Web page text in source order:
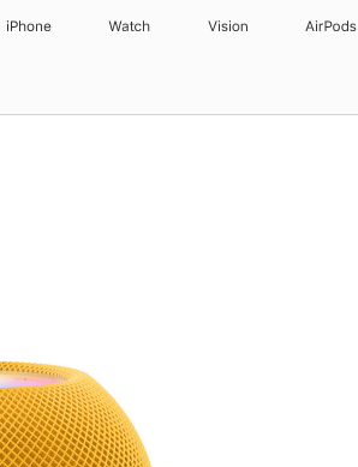
iPhone Watch Vision AirPods